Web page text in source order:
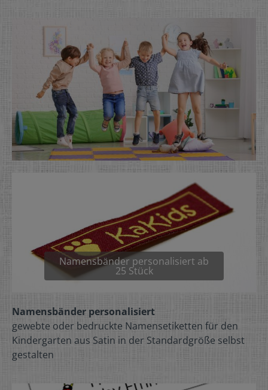
Namensbänder personalisiert ab
25 Stück
Namensbänder personalisiert
gewebte oder bedruckte Namensetiketten für den
Kindergarten aus Satin in der Standardgröße selbst
gestalten